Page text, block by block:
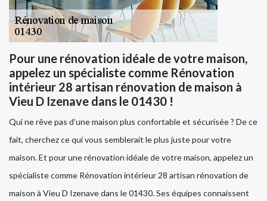
Pour une rénovation idéale de votre maison,
appelez un spécialiste comme Rénovation
intérieur 28 artisan rénovation de maison à
Vieu D Izenave dans le 01430 !
Qui ne rêve pas d’une maison plus confortable et sécurisée ? De ce
fait, cherchez ce qui vous semblerait le plus juste pour votre
maison. Et pour une rénovation idéale de votre maison, appelez un
spécialiste comme Rénovation intérieur 28 artisan rénovation de
maison à Vieu D Izenave dans le 01430. Ses équipes connaissent